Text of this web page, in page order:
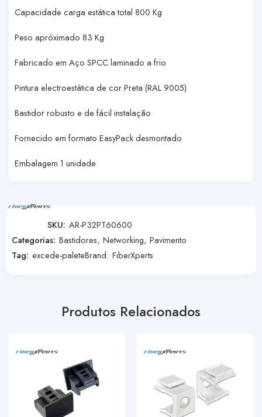
Capacidade carga estática total 800 Kg
Peso apróximado 83 Kg
Fabricado em Aço SPCC laminado a frio
Pintura electroestática de cor Preta (RAL 9005)
Bastidor robusto e de fácil instalação
Fornecido em formato EasyPack desmontado
Embalagem 1 unidade
SKU: AR-P32PT60600
Categorias: Bastidores, Networking, Pavimento
Tag: excede-paleteBrand: FiberXperts
Produtos Relacionados